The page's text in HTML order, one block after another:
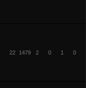
22 1479 2 0 1 0